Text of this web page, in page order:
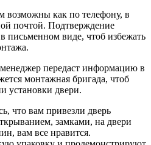
возможны как по телефону, в
почтой. Подтверждение
письменном виде, чтоб избежать
передаст информацию в
монтажная бригада, чтоб
установки двери.
что вам привезли дверь
замками, на двери
вам все нравится.